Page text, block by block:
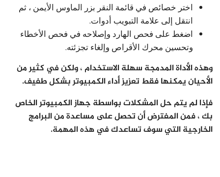
اختر خصائص في قائمة النقر بزر الماوس الأيمن ، ثم
انتقل إلى علامة التبويب أدوات.
اضغط على فحص الهارد وإصلاحه في فحص الأخطاء
وتحسين محرك الأقراص وإلغاء تجزئته.
وهذه الأداة المدمجة سهلة الاستخدام ، ولكن في كثير من
الأحيان يمكنها فقط تعزيز أداء الكمبيوتر بشكل طفيف.
فإذا لم يتم حل المشكلات بواسطة جهاز الكمبيوتر الخاص
بك ، فمن المفترض أن تحصل على مساعدة من البرامج
الخارجية التي سوف تساعدك في هذه المهمة.